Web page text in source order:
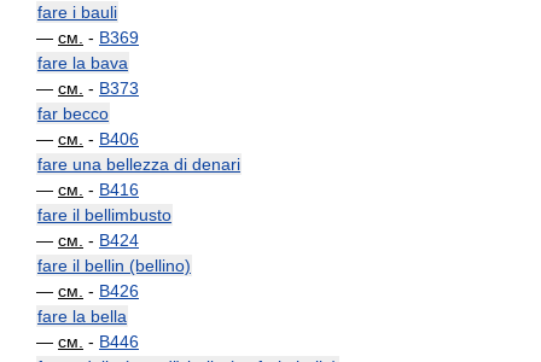
fare i bauli
— см. - B369
fare la bava
— см. - B373
far becco
— см. - B406
fare una bellezza di denari
— см. - B416
fare il bellimbusto
— см. - B424
fare il bellin (bellino)
— см. - B426
fare la bella
— см. - B446